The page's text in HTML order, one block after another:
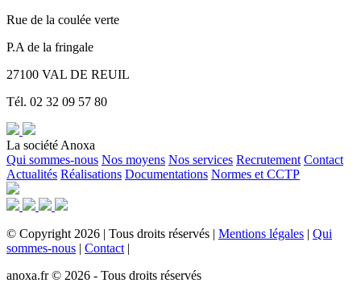
Rue de la coulée verte
P.A de la fringale
27100 VAL DE REUIL
Tél. 02 32 09 57 80
La société Anoxa
Qui sommes-nous Nos moyens Nos services Recrutement Contact
Actualités Réalisations Documentations Normes et CCTP
© Copyright 2026 | Tous droits réservés | Mentions légales | Qui
sommes-nous | Contact |
anoxa.fr © 2026 - Tous droits réservés